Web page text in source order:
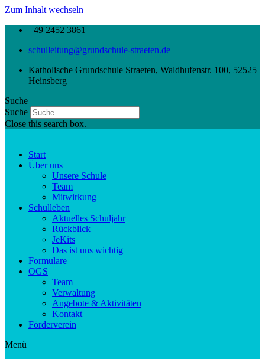
Zum Inhalt wechseln
+49 2452 3861
schulleitung@grundschule-straeten.de
Katholische Grundschule Straeten, Waldhufenstr. 100, 52525
Heinsberg
Suche
Suche
Close this search box.
Start
Über uns
Unsere Schule
Team
Mitwirkung
Schulleben
Aktuelles Schuljahr
Rückblick
JeKits
Das ist uns wichtig
Formulare
OGS
Team
Verwaltung
Angebote & Aktivitäten
Kontakt
Förderverein
Menü